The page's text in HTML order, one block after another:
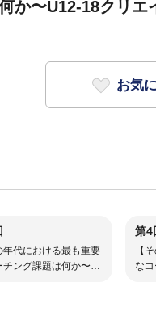
か〜U12-18クリエ
お気
年代における最も重要
チング課題は何か〜U
第4
【
な